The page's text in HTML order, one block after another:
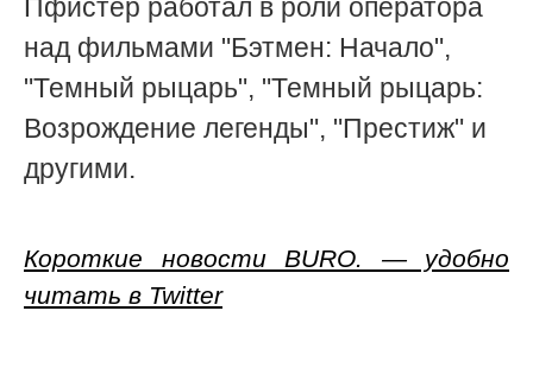
Пфистер работал в роли оператора
над фильмами "Бэтмен: Начало",
"Темный рыцарь", "Темный рыцарь:
Возрождение легенды", "Престиж" и
другими.
Короткие новости BURO. — удобно
читать в Twitter